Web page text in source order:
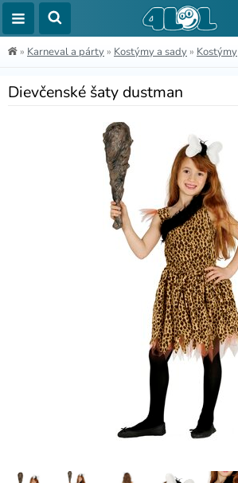
» Karneval a párty » Kostýmy a sady » Kostýmy
Dievčenské šaty dustman